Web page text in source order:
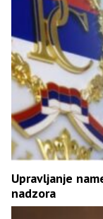
Upravljanje
nadzora